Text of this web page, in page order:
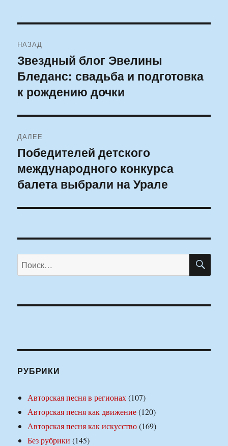
по
записям
НАЗАД
Предыдущая
запись:
Звездный блог Эвелины
Бледанс: свадьба и подготовка
к рождению дочки
ДАЛЕЕ
Следующая
запись:
Победителей детского
международного конкурса
балета выбрали на Урале
Искать:
РУБРИКИ
Авторская песня в регионах(107)
Авторская песня как движение(120)
Авторская песня как искусство(169)
Без рубрики (145)